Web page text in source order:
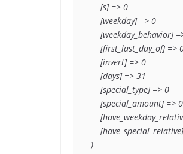
    [s] => 0
    [weekday] => 0
[weekday_behavior]
[first_last_day_of] =>
    [invert] => 0
    [days] => 31
    [special_type] => 0
    [special_amount] => 0